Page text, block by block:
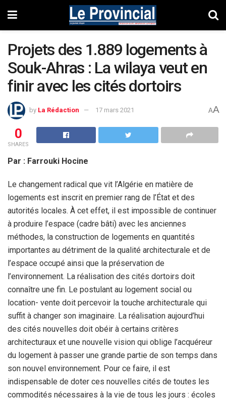
Projets des 1.889 logements à
Souk-Ahras : La wilaya veut en
finir avec les cités dortoirs
by La Rédaction 17 mars 2021 AA
0
SHARES
Par : Farrouki Hocine
Le changement radical que vit l’Algérie en matière de
logements est inscrit en premier rang de l’État et des
autorités locales. À cet effet, il est impossible de continuer
à produire l’espace (cadre bâti) avec les anciennes
méthodes, la construction de logements en quantités
importantes au détriment de la qualité architecturale et de
l’espace occupé ainsi que la préservation de
l’environnement. La réalisation des cités dortoirs doit
connaître une fin. Le postulant au logement social ou
location- vente doit percevoir la touche architecturale qui
suffit à changer son imaginaire. La réalisation aujourd’hui
des cités nouvelles doit obéir à certains critères
architecturaux et une nouvelle vision qui oblige l’acquéreur
du logement à passer une grande partie de son temps dans
son nouvel environnement. Pour ce faire, il est
indispensable de doter ces nouvelles cités de toutes les
commodités nécessaires à la vie de tous les jours : écoles